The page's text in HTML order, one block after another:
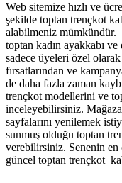
Web sitemize hızlı ve
şekilde toptan trençkot
alabilmeniz mümkündür.
toptan kadın ayakkabı
sadece üyeleri özel
fırsatlarından ve
de daha fazla zaman
trençkot modellerini ve
inceleyebilirsiniz.
sayfalarını yenilemek
sunmuş olduğu toptan
verebilirsiniz. Senenin en
güncel toptan trençkot